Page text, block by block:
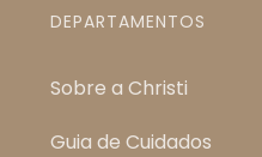
DEPARTAMENTOS
Sobre a Christi
Guia de Cuidados